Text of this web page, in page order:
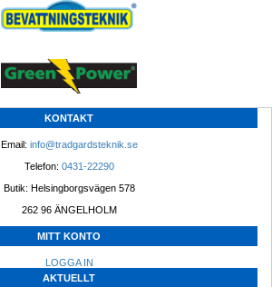
KONTAKT
Email: info@tradgardsteknik.se
Telefon: 0431-22290
Butik: Helsingborgsvägen 578
262 96 ÄNGELHOLM
MITT KONTO
LOGGA IN
AKTUELLT